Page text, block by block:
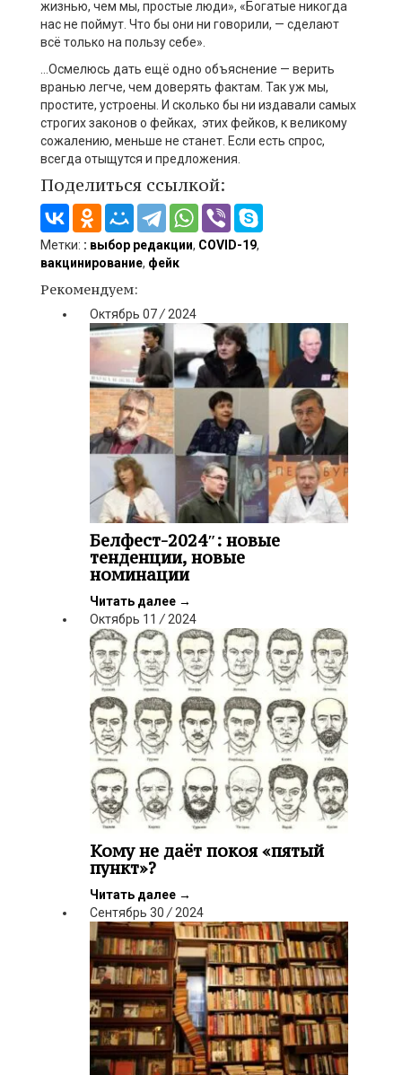
жизнью, чем мы, простые люди», «Богатые никогда
нас не поймут. Что бы они ни говорили, — сделают
всё только на пользу себе».
…Осмелюсь дать ещё одно объяснение — верить
вранью легче, чем доверять фактам. Так уж мы,
простите, устроены. И сколько бы ни издавали самых
строгих законов о фейках, этих фейков, к великому
сожалению, меньше не станет. Если есть спрос,
всегда отыщутся и предложения.
Поделиться ссылкой:
Метки: : выбор редакции, COVID-19,
вакцинирование, фейк
Рекомендуем:
Октябрь 07/2024
Белфест-2024″: новые
тенденции, новые
номинации
Читать далее →
Октябрь 11 / 2024
Кому не даёт покоя «пятый
пункт»?
Читать далее →
Сентябрь 30 / 2024